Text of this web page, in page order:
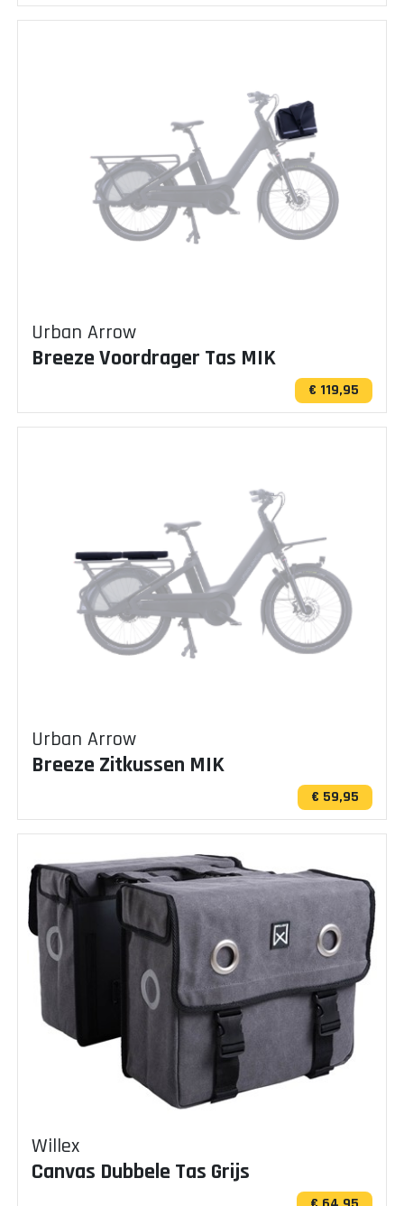
Urban Arrow
Breeze Voordrager Tas MIK
€ 119,95
Urban Arrow
Breeze Zitkussen MIK
€ 59,95
Willex
Canvas Dubbele Tas Grijs